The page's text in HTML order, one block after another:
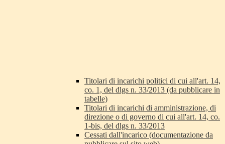
Titolari di incarichi politici di cui all'art. 14,
co. 1, del dlgs n. 33/2013 (da pubblicare in
tabelle)
Titolari di incarichi di amministrazione, di
direzione o di governo di cui all'art. 14, co.
1-bis, del dlgs n. 33/2013
Cessati dall'incarico (documentazione da